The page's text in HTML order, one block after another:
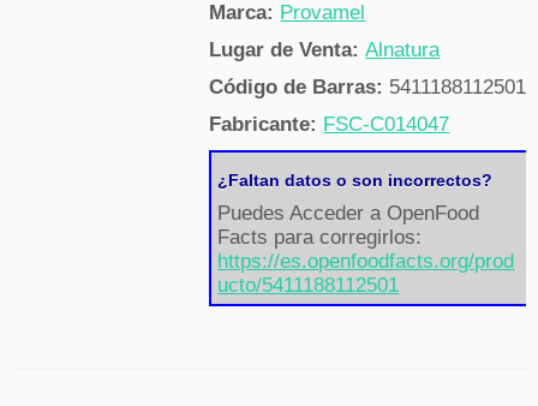
Marca: Provamel
Lugar de Venta:Alnatura
Código de Barras: 5411188112501
Fabricante: FSC-C014047
¿Faltan datos o son incorrectos?
Puedes Acceder a OpenFood
Facts para corregirlos:
https://es.openfoodfacts.org/prod
ucto/5411188112501